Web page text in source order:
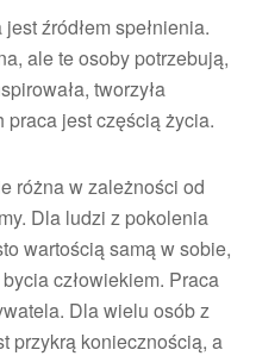
źródłem spełnienia.
ale te osoby potrzebują,
tworzyła
praca jest częścią życia.
różna w zależności od
Dla ludzi z pokolenia
wartością samą w sobie,
człowiekiem. Praca
Dla wielu osób z
przykrą koniecznością, a